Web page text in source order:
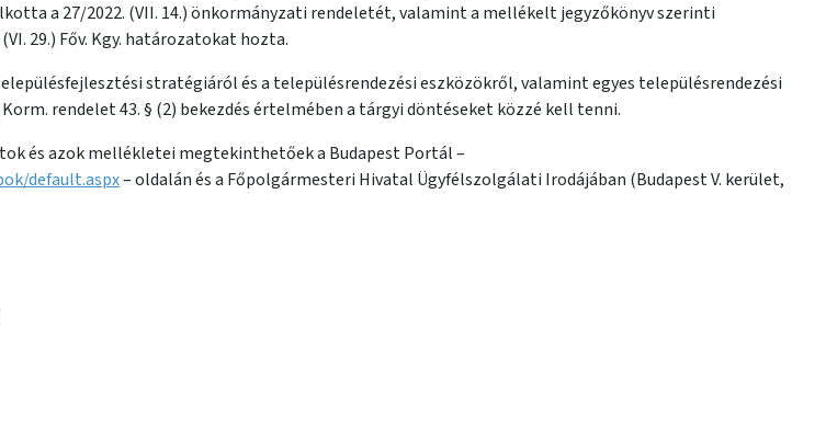
a 27/2022. (VII. 14.) önkormányzati rendeletét, valamint a mellékelt jegyzőkönyv szerinti
(VI. 29.) Főv. Kgy. határozatokat hozta.
stratégiáról és a településrendezési eszközökről, valamint egyes településrendezési
rendelet 43. § (2) bekezdés értelmében a tárgyi döntéseket közzé kell tenni.
és azok mellékletei megtekinthetőek a Budapest Portál –
default.aspx– oldalán és a Főpolgármesteri Hivatal Ügyfélszolgálati Irodájában (Budapest V. kerület,